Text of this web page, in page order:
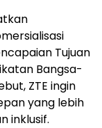
Tujuan
Bangsa-
ZTE ingin
yang lebih
inklusif.